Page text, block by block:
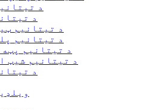
د
د
د تیتانیم
د تیتانیم
د تیتانیم پټه
د تیتانیم شیټ
د